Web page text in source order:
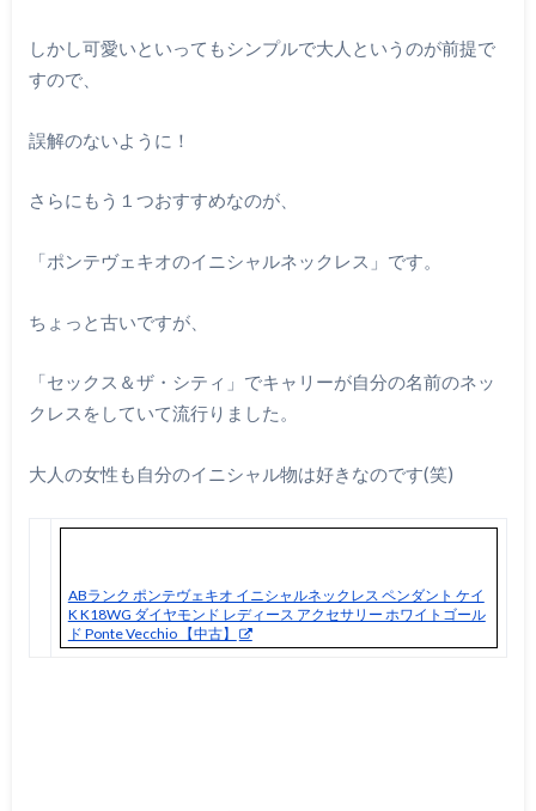
しかし可愛いといってもシンプルで大人というのが前提で
すので、
誤解のないように！
さらにもう１つおすすめなのが、
「ポンテヴェキオのイニシャルネックレス」です。
ちょっと古いですが、
「セックス＆ザ・シティ」でキャリーが自分の名前のネッ
クレスをしていて流行りました。
大人の女性も自分のイニシャル物は好きなのです(笑)
ABランク ポンテヴェキオ イニシャルネックレス ペンダント ケイ
K K18WG ダイヤモンド レディース アクセサリー ホワイトゴール
ド Ponte Vecchio 【中古】